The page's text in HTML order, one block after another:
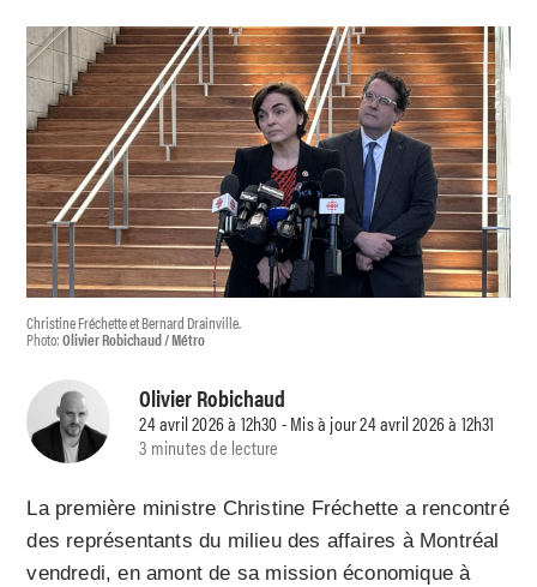
Christine Fréchette et Bernard Drainville.
Photo:Olivier Robichaud / Métro
Olivier Robichaud
24 avril 2026 à 12h30 - Mis à jour 24 avril 2026 à 12h31
3 minutes de lecture
La première ministre Christine Fréchette a rencontré
des représentants du milieu des affaires à Montréal
vendredi, en amont de sa mission économique à